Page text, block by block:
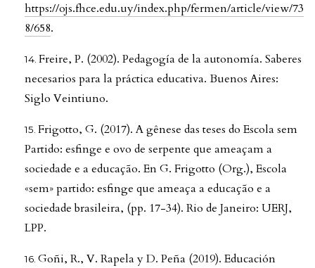
https://ojs.fhce.edu.uy/index.php/fermen/article/view/73
8/658.
Freire, P. (2002). Pedagogía de la autonomía. Saberes
necesarios para la práctica educativa. Buenos Aires:
Siglo Veintiuno.
Frigotto, G. (2017). A gênese das teses do Escola sem
Partido: esfinge e ovo de serpente que ameaçam a
sociedade e a educação. En G. Frigotto (Org.), Escola
«sem» partido: esfinge que ameaça a educação e a
sociedade brasileira, (pp. 17-34). Rio de Janeiro: UERJ,
LPP.
Goñi, R., V. Rapela y D. Peña (2019). Educación